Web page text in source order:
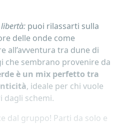
puoi rilassarti sulla
delle onde come
all’avventura tra dune di
che sembrano provenire da
è un mix perfetto tra
, ideale per chi vuole
dagli schemi.
dal gruppo! Parti da solo e